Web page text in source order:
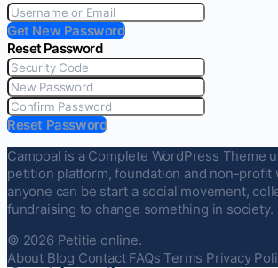
Get New Password
Reset Password
Reset Password
Campoal is a Complete WordPress Theme
petition platform, foundation and non-profit
anyone can be start a social movement,
fundraising to change something in society.
© 2026 Petitie online.
About Blog Contact FAQs Terms Privacy